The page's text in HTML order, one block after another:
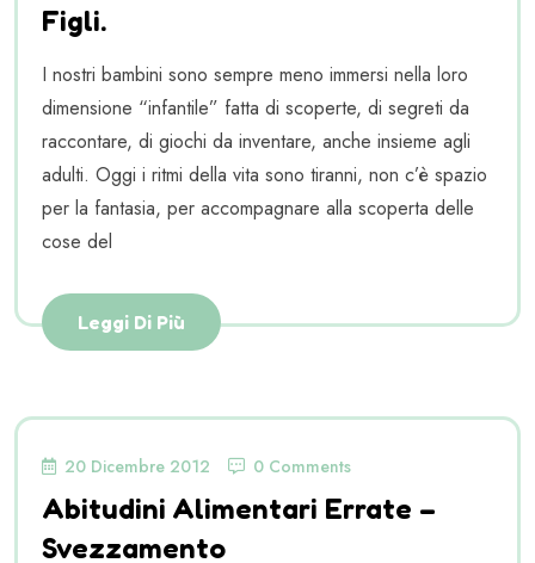
Figli.
I nostri bambini sono sempre meno immersi nella loro
dimensione “infantile” fatta di scoperte, di segreti da
raccontare, di giochi da inventare, anche insieme agli
adulti. Oggi i ritmi della vita sono tiranni, non c’è spazio
per la fantasia, per accompagnare alla scoperta delle
cose del
Leggi Di Più
20 Dicembre 2012 0 Comments
Abitudini Alimentari Errate –
Svezzamento